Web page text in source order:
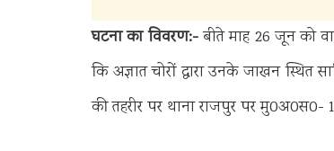
घटना का विवरण:-बीते माह 26 जून को
कि अज्ञात चोरों द्वारा उनके जाखन स्थित
की तहरीर पर थाना राजपुर पर